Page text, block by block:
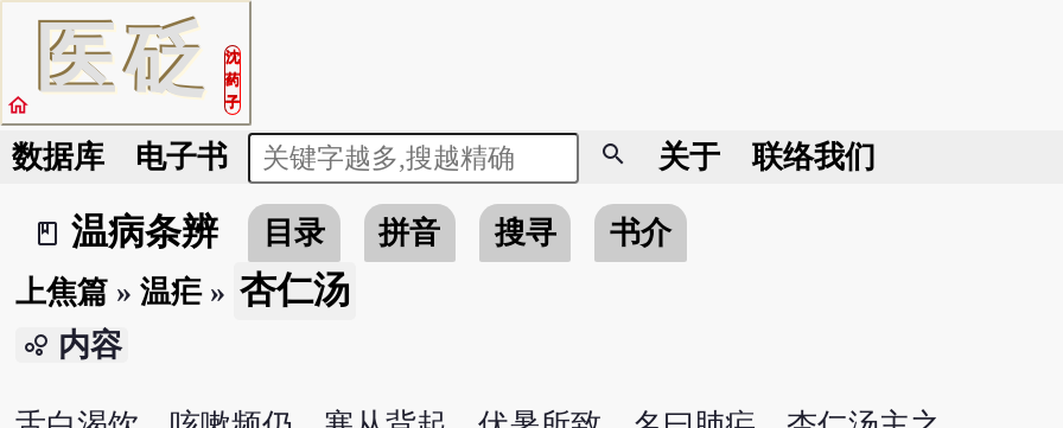
医砭
沈
药
子
home
数据库 电子书 search 关于 联络我们
book_2
温病条辨 目录 拼音 搜寻
书介
上焦篇» 温疟» 杏仁汤
bubble_chart 内容